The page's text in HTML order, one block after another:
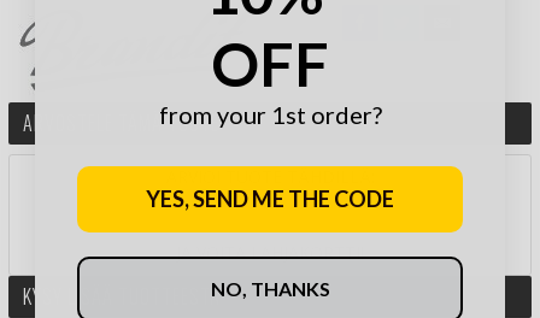
ARVOSTELE TÄMÄ TUOTE
JA VOITA LAHJAKORTTI!
KYSY LISÄÄ TUOTTEESTA
OFF
from your 1st order?
YES, SEND ME THE CODE
NO, THANKS